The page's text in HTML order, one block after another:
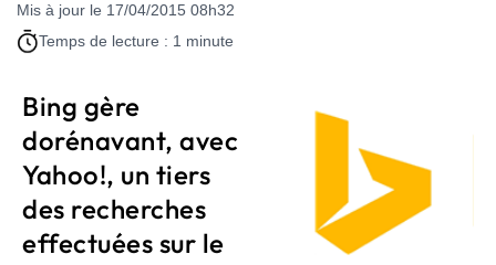
Mis à jour le 17/04/2015 08h32
Temps de lecture : 1 minute
Bing gère
dorénavant, avec
Yahoo!, un tiers
des recherches
effectuées sur le